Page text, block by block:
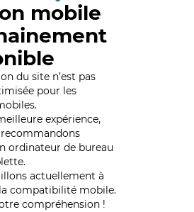
mobile
du site n’est pas
pour les
expérience,
ordinateur de bureau
actuellement à
compatibilité mobile.
compréhension !